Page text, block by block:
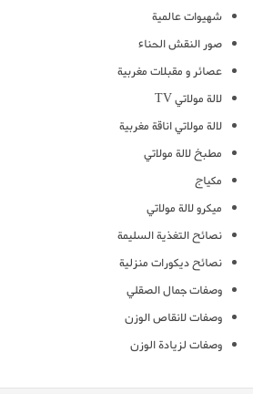
شهيوات عالمية
صور النقش الحناء
عصائر و مقبلات مغربية
لالة مولاتي TV
لالة مولاتي اناقة مغربية
مطبخ لالة مولاتي
مكياج
ميكرو لالة مولاتي
نصائح التغذية السليمة
نصائح ديكورات منزلية
وصفات جمال الصقلي
وصفات لانقاص الوزن
وصفات لزيادة الوزن